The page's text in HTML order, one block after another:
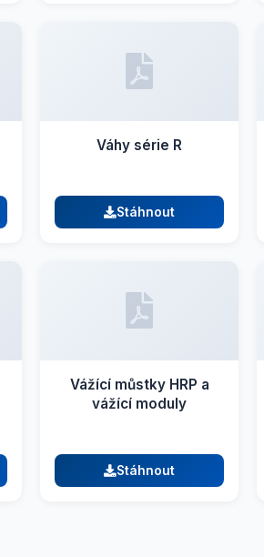
Váhy série R
Stáhnout
Vážící můstky HRP a
vážící moduly
Stáhnout